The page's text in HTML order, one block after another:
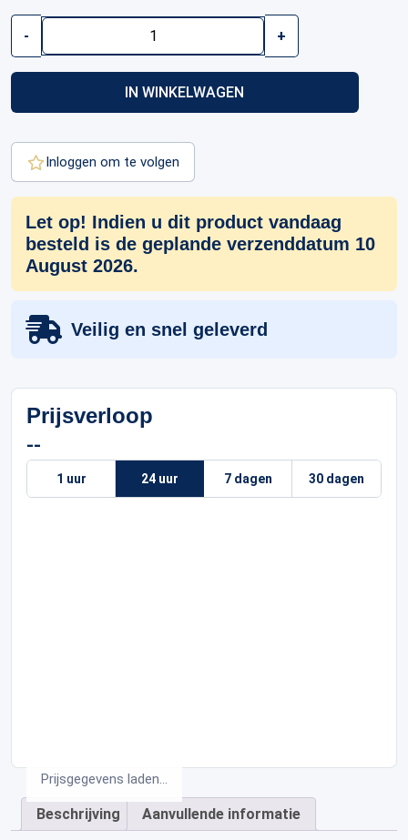
-
1
Krugerrand
Gold
|
aantal
+
IN WINKELWAGEN
Inloggen om te volgen
Let op! Indien u dit product vandaag
besteld is de geplande verzenddatum 10
August 2026.
Veilig en snel geleverd
Prijsverloop
--
1 uur 24 uur 7 dagen 30 dagen
Prijsgegevens laden...
Beschrijving Aanvullende informatie